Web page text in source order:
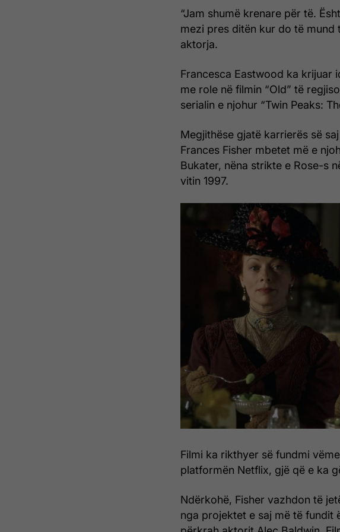
“Jam shumë krenare për të.
mezi pres ditën kur do të mund
aktorja.
Francesca Eastwood ka krijuar
me role në filmin “Old” të
serialin e njohur “Twin Peaks:
Megjithëse gjatë karrierës së
Frances Fisher mbetet më e
Bukater, nëna strikte e Rose-s
vitin 1997.
Filmi ka rikthyer së fundmi
platformën Netflix, gjë që e ka
Ndërkohë, Fisher vazhdon të
nga projektet e saj më të fundit